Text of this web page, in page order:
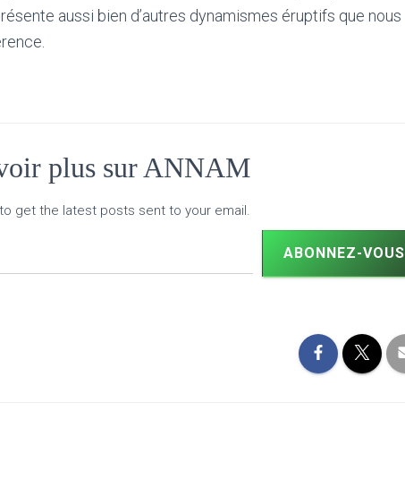
aussi bien d’autres dynamismes éruptifs que nous
plus sur ANNAM
get the latest posts sent to your email.
ABONNEZ-VOUS